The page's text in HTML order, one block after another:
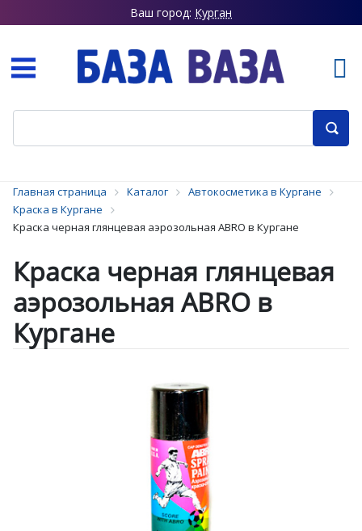
Ваш город: Курган
Главная страница Каталог
Автокосметика в Кургане
Краска в Кургане
Краска черная глянцевая аэрозольная ABRO в Кургане
Краска черная глянцевая
аэрозольная ABRO в
Кургане